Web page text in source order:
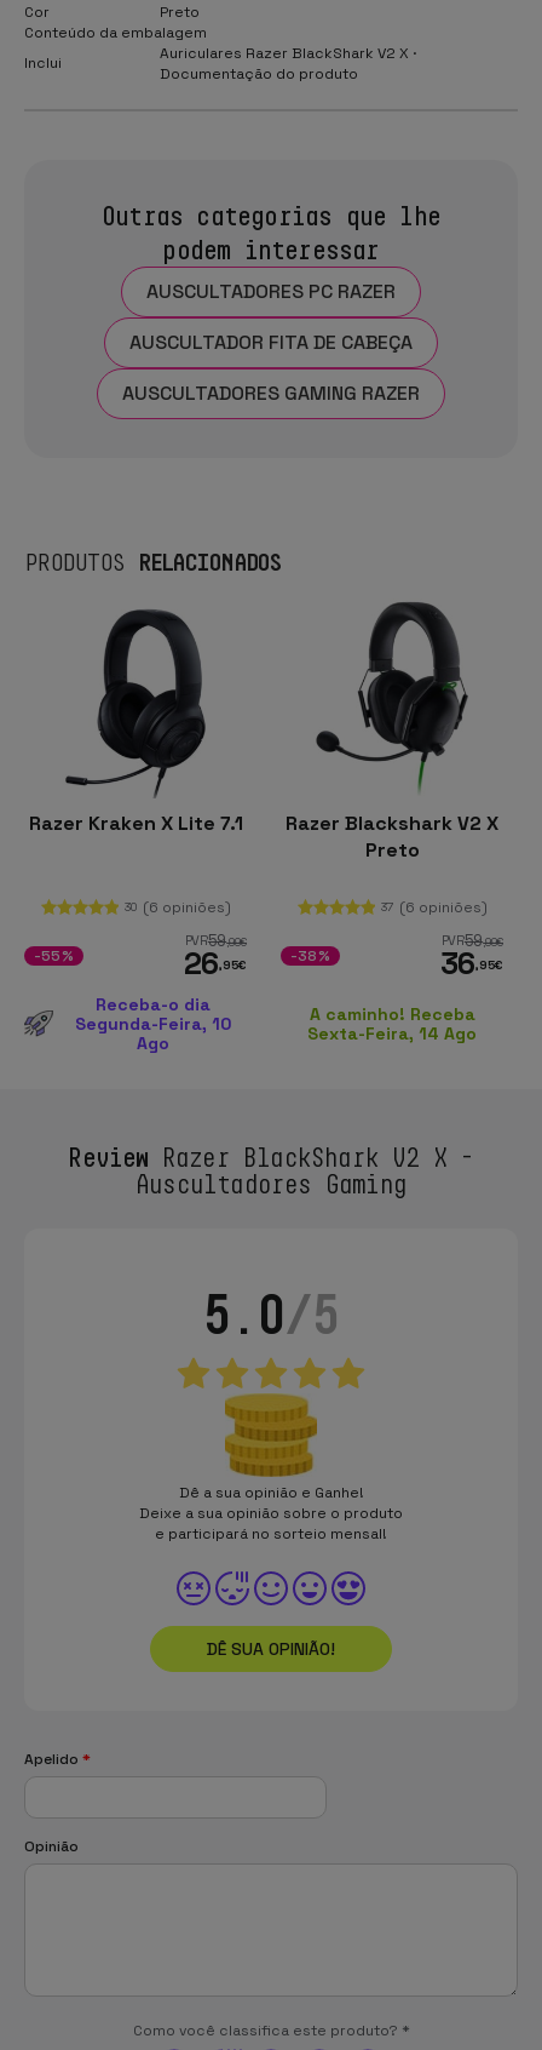
Cor
Preto
Conteúdo da embalagem
Inclui
Auriculares Razer BlackShark V2 X ·
Documentação do produto
Outras categorias que lhe
podem interessar
AUSCULTADORES PC RAZER
AUSCULTADOR FITA DE CABEÇA
AUSCULTADORES GAMING RAZER
PRODUTOS RELACIONADOS
Razer Kraken X Lite 7.1
30 (6 opiniões)
PVR59,99€
26,95€
-55%
Receba-o dia
Segunda-Feira, 10
Ago
Razer Blackshark V2 X
Preto
37 (6 opiniões)
PVR59,99€
36,95€
-38%
A caminho! Receba
Sexta-Feira, 14 Ago
Review Razer BlackShark V2 X -
Auscultadores Gaming
5.0/5
Dê a sua opinião e Ganhe!
Deixe a sua opinião sobre o produto
e participará no sorteio mensal!
DÊ SUA OPINIÃO!
Apelido *
Opinião
Como você classifica este produto? *